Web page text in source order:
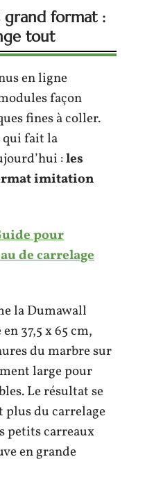
grand format :
tout
en ligne
façon
fines à coller.
qui fait la
:les
imitation
pour
de carrelage
la Dumawall
37,5 x 65 cm,
du marbre sur
large pour
Le résultat se
du carrelage
petits carreaux
en grande